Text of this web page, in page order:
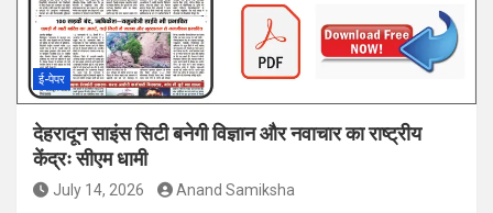
ई-पेपर
देहरादून साइंस सिटी बनेगी विज्ञान और नवाचार का राष्ट्रीय
केंद्रः सीएम धामी
July 14, 2026 Anand Samiksha